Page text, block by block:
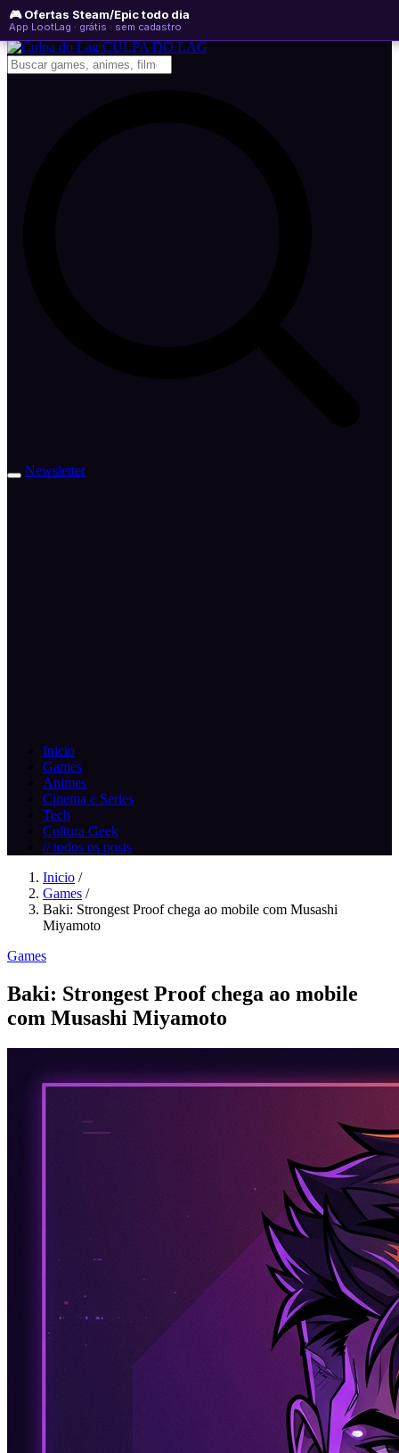
🎮 Ofertas Steam/Epic todo dia
App LootLag · grátis · sem cadastro
sábado, 08 de agosto de 2026 WhatsApp
Newsletter
CULPA DO LAG
Newsletter
Inicio
Games
Animes
Cinema e Series
Tech
Cultura Geek
// todos os posts
Inicio /
Games /
Baki: Strongest Proof chega ao mobile com Musashi
Miyamoto
Games
Baki: Strongest Proof chega ao mobile
com Musashi Miyamoto